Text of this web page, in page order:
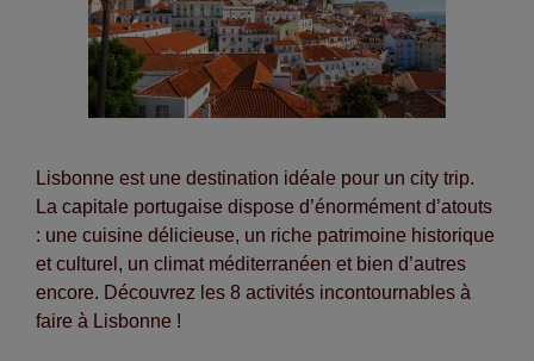
Lisbonne est une destination idéale pour un city trip.
La capitale portugaise dispose d’énormément d’atouts
: une cuisine délicieuse, un riche patrimoine historique
et culturel, un climat méditerranéen et bien d’autres
encore. Découvrez les 8 activités incontournables à
faire à Lisbonne !